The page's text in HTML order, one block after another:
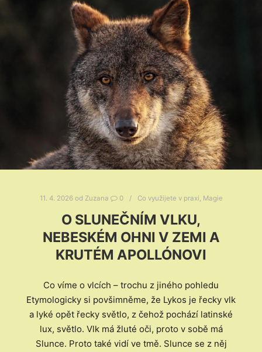
11. 4. 2026od Zuzana 0 Co využijete v praxi, Magie
O SLUNEČNÍM VLKU,
NEBESKÉM OHNI V ZEMI A
KRUTÉM APOLLÓNOVI
Co víme o vlcích – trochu z jiného pohledu
Etymologicky si povšimněme, že Lykos je řecky vlk
a lyké opět řecky světlo, z čehož pochází latinské
lux, světlo. Vlk má žluté oči, proto v sobě má
Slunce. Proto také vidí ve tmě. Slunce se z něj